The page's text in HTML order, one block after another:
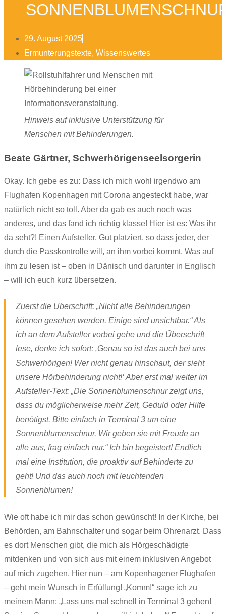
29. August 2025
Ermunterungstexte, Wissenswertes
Hinweis auf inklusive Unterstützung für
Menschen mit Behinderungen.
Beate Gärtner, Schwerhörigenseelsorgerin
Okay. Ich gebe es zu: Dass ich mich wohl irgendwo am
Flughafen Kopenhagen mit Corona angesteckt habe, war
natürlich nicht so toll. Aber da gab es auch noch was
anderes, und das fand ich richtig klasse! Hier ist es: Was ihr
da seht?! Einen Aufsteller. Gut platziert, so dass jeder, der
durch die Passkontrolle will, an ihm vorbei kommt. Was auf
ihm zu lesen ist – oben in Dänisch und darunter in Englisch
– will ich euch kurz übersetzen.
Zuerst die Überschrift: „Nicht alle Behinderungen
können gesehen werden. Einige sind unsichtbar.“ Als
ich an dem Aufsteller vorbei gehe und die Überschrift
lese, denke ich sofort: ‚Genau so ist das auch bei uns
Schwerhörigen! Wer nicht genau hinschaut, der sieht
unsere Hörbehinderung nicht!‘ Aber erst mal weiter im
Aufsteller-Text: „Die Sonnenblumenschnur zeigt uns,
dass du möglicherweise mehr Zeit, Geduld oder Hilfe
benötigst. Bitte einfach in Terminal 3 um eine
Sonnenblumenschnur. Wir geben sie mit Freude an
alle aus, frag einfach nur.“ Ich bin begeistert! Endlich
mal eine Institution, die proaktiv auf Behinderte zu
geht! Und das auch noch mit leuchtenden
Sonnenblumen!
Wie oft habe ich mir das schon gewünscht! In der Kirche, bei
Behörden, am Bahnschalter und sogar beim Ohrenarzt. Dass
es dort Menschen gibt, die mich als Hörgeschädigte
mitdenken und von sich aus mit einem inklusiven Angebot
auf mich zugehen. Hier nun – am Kopenhagener Flughafen
– geht mein Wunsch in Erfüllung! „Komm!“ sage ich zu
meinem Mann: „Lass uns mal schnell in Terminal 3 gehen!